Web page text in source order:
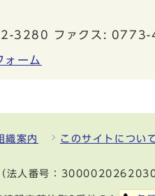
3280 ファクス:
ォーム
織案内 このサイトについ
（法人番号：3000020262030